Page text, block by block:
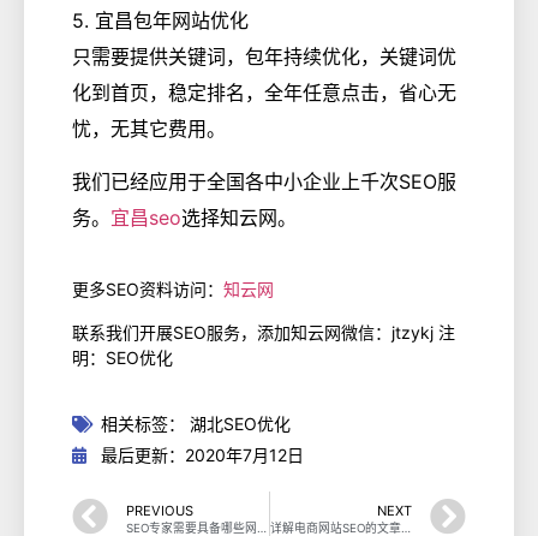
5. 宜昌包年网站优化
只需要提供关键词，包年持续优化，关键词优
化到首页，稳定排名，全年任意点击，省心无
忧，无其它费用。
我们已经应用于全国各中小企业上千次SEO服
务。 宜昌seo选择知云网。
更多SEO资料访问： 知云网
联系我们开展SEO服务，添加知云网微信：jtzykj 注
明：SEO优化
相关标签：
湖北SEO优化
最后更新：2020年7月12日
PREVIOUS NEXT
详解电商网站SEO的文章内容优化更新方法